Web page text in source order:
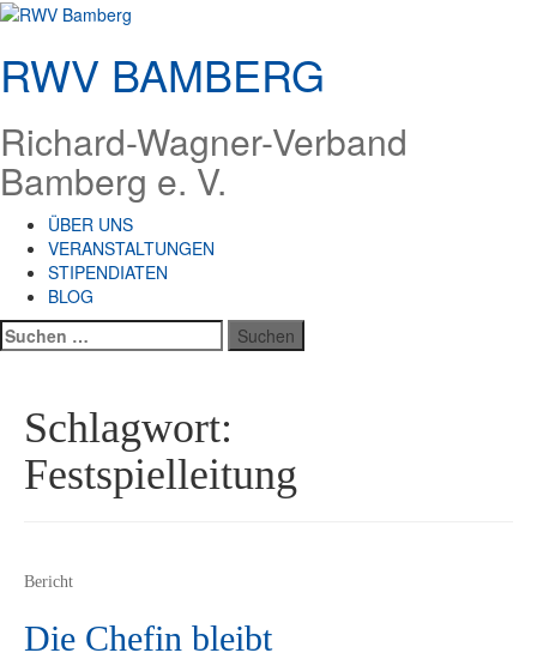
Zum
springen
RWV BAMBERG
Richard-Wagner-Verband
Bamberg e. V.
ÜBER UNS
VERANSTALTUNGEN
STIPENDIATEN
BLOG
Suchen
nach:
Schlagwort:
Festspielleitung
Bericht
Die Chefin bleibt